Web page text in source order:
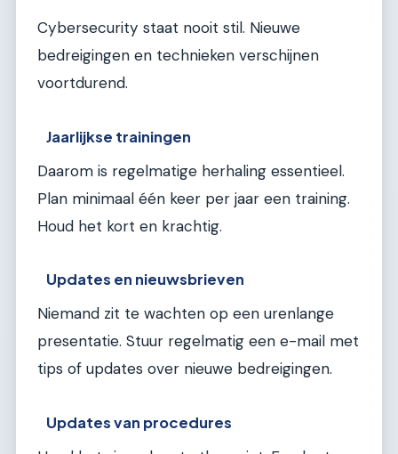
Cybersecurity staat nooit stil. Nieuwe
bedreigingen en technieken verschijnen
voortdurend.
Jaarlijkse trainingen
Daarom is regelmatige herhaling essentieel.
Plan minimaal één keer per jaar een training.
Houd het kort en krachtig.
Updates en nieuwsbrieven
Niemand zit te wachten op een urenlange
presentatie. Stuur regelmatig een e-mail met
tips of updates over nieuwe bedreigingen.
Updates van procedures